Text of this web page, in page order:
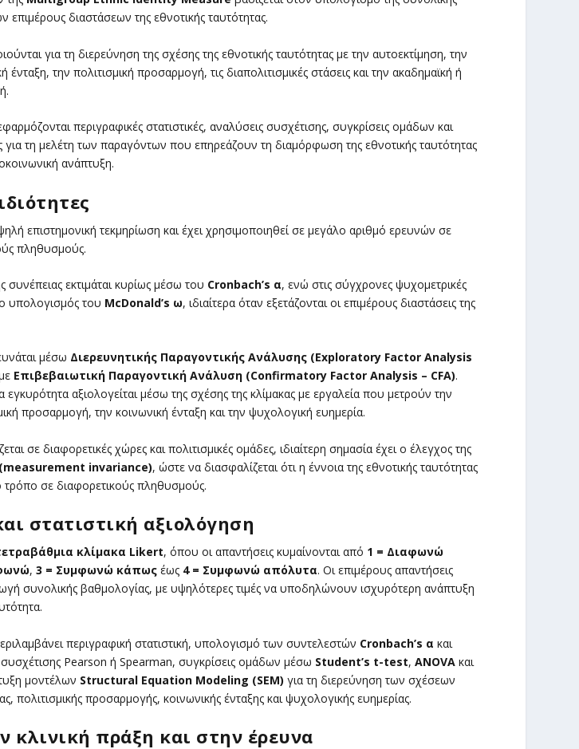
επιμέρους διαστάσεων της εθνοτικής ταυτότητας.
για τη διερεύνηση της σχέσης της εθνοτικής ταυτότητας με την αυτοεκτίμηση, την
ένταξη, την πολιτισμική προσαρμογή, τις διαπολιτισμικές στάσεις και την ακαδημαϊκή ή
περιγραφικές στατιστικές, αναλύσεις συσχέτισης, συγκρίσεις ομάδων και
για τη μελέτη των παραγόντων που επηρεάζουν τη διαμόρφωση της εθνοτικής ταυτότητας
ανάπτυξη.
επιστημονική τεκμηρίωση και έχει χρησιμοποιηθεί σε μεγάλο αριθμό ερευνών σε
πληθυσμούς.
συνέπειας εκτιμάται κυρίως μέσω του Cronbach’s α, ενώ στις σύγχρονες ψυχομετρικές
υπολογισμός του McDonald’s ω, ιδιαίτερα όταν εξετάζονται οι επιμέρους διαστάσεις της
μέσω Διερευνητικής Παραγοντικής Ανάλυσης (Exploratory Factor Analysis
Επιβεβαιωτική Παραγοντική Ανάλυση (Confirmatory Factor Analysis – CFA).
αξιολογείται μέσω της σχέσης της κλίμακας με εργαλεία που μετρούν την
προσαρμογή, την κοινωνική ένταξη και την ψυχολογική ευημερία.
σε διαφορετικές χώρες και πολιτισμικές ομάδες, ιδιαίτερη σημασία έχει ο έλεγχος της
invariance), ώστε να διασφαλίζεται ότι η έννοια της εθνοτικής ταυτότητας
τρόπο σε διαφορετικούς πληθυσμούς.
στατιστική αξιολόγηση
κλίμακα Likert, όπου οι απαντήσεις κυμαίνονται από 1 = Διαφωνώ
, 3 = Συμφωνώ κάπωςέως 4 = Συμφωνώ απόλυτα. Οι επιμέρους απαντήσεις
συνολικής βαθμολογίας, με υψηλότερες τιμές να υποδηλώνουν ισχυρότερη ανάπτυξη
περιγραφική στατιστική, υπολογισμό των συντελεστών Cronbach’s α και
Pearson ή Spearman, συγκρίσεις ομάδων μέσω Student’s t-test, ANOVAκαι
μοντέλων Structural Equation Modeling (SEM) για τη διερεύνηση των σχέσεων
πολιτισμικής προσαρμογής, κοινωνικής ένταξης και ψυχολογικής ευημερίας.
κλινική πράξη και στην έρευνα